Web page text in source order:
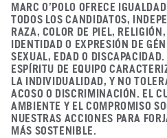
MARC O'POLO OFRECE
TODOS LOS CANDIDATOS,
RAZA, COLOR DE PIEL,
IDENTIDAD O EXPRESIÓN DE
SEXUAL, EDAD O
ESPÍRITU DE EQUIPO
LA INDIVIDUALIDAD, Y NO
ACOSO O DISCRIMINACIÓN. EL
AMBIENTE Y EL COMPROMISO
NUESTRAS ACCIONES PARA
MÁS SOSTENIBLE.